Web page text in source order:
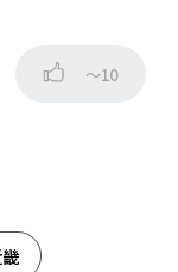
～10